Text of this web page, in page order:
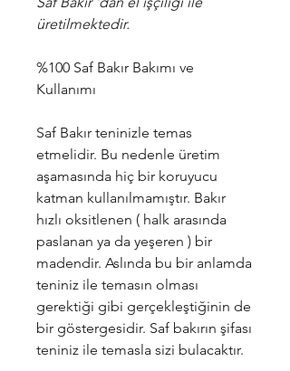
üretilmektedir.
%100 Saf Bakır Bakımı ve
Kullanımı
Saf Bakır teninizle temas
etmelidir. Bu nedenle üretim
aşamasında hiç bir koruyucu
katman kullanılmamıştır. Bakır
hızlı oksitlenen ( halk arasında
paslanan ya da yeşeren ) bir
madendir. Aslında bu bir anlamda
teniniz ile temasın olması
gerektiği gibi gerçekleştiğinin de
bir göstergesidir. Saf bakırın şifası
teniniz ile temasla sizi bulacaktır.